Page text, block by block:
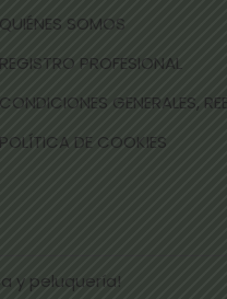
QUIÉNES SOMOS
REGISTRO PROFESIONAL
CONDICIONES GENERALES,
POLÍTICA DE COOKIES
y peluquería!